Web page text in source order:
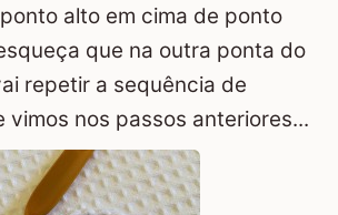
alto em cima de ponto
que na outra ponta do
repetir a sequência de
vimos nos passos anteriores...